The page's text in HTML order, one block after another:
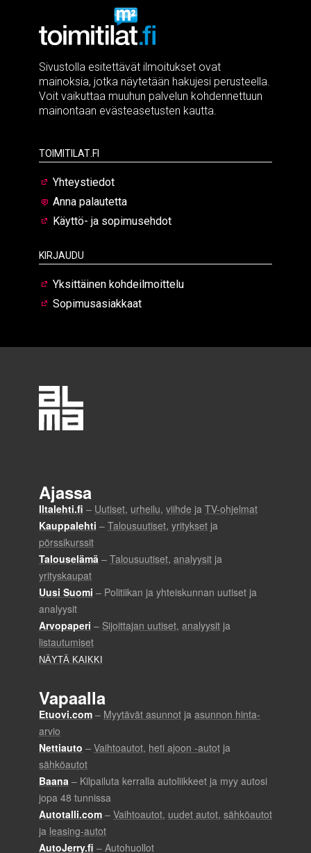
Sivustolla esitettävät ilmoitukset ovat
mainoksia, jotka näytetään hakujesi perusteella.
Voit vaikuttaa muuhun palvelun kohdennettuun
mainontaan evästeasetusten kautta.
Toimitilat.fi
Yhteystiedot
Anna palautetta
Käyttö- ja sopimusehdot
Kirjaudu
Yksittäinen kohdeilmoittelu
Sopimusasiakkaat